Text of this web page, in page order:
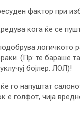
фактор при
кога ќе се
логичкото
(Пр: те бараше
бојлер. ЛОЛ)!
го напуштат
е голфот, чија